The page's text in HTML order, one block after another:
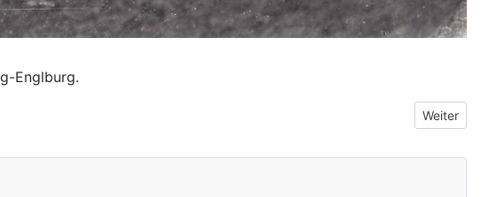
Englburg.
Nächster
Weiter